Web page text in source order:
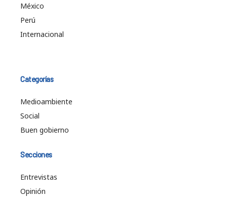
México
Perú
Internacional
Categorías
Medioambiente
Social
Buen gobierno
Secciones
Entrevistas
Opinión